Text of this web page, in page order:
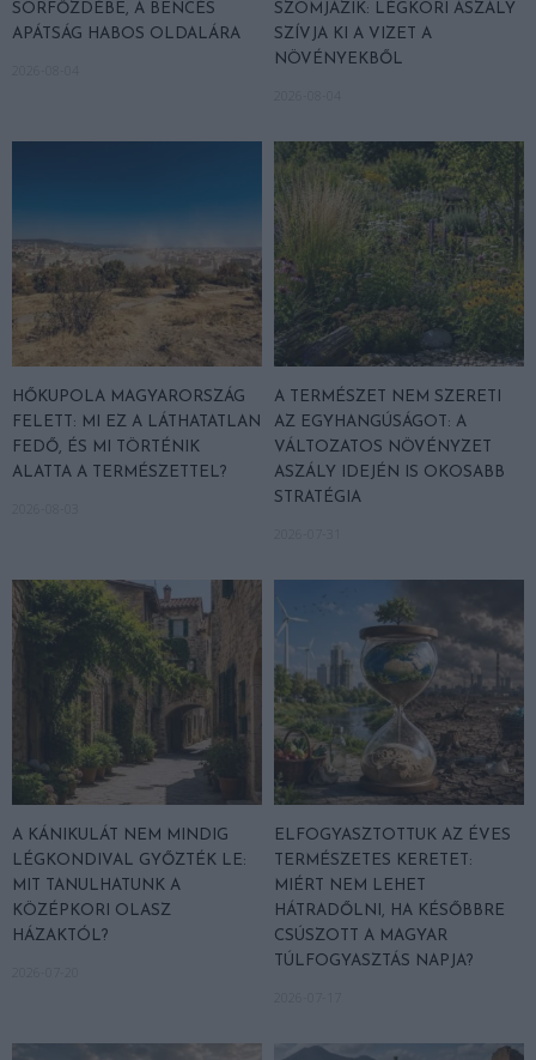
SÖRFŐZDÉBE, A BENCÉS
APÁTSÁG HABOS OLDALÁRA
SZOMJAZIK: LÉGKÖRI ASZÁLY
SZÍVJA KI A VIZET A
NÖVÉNYEKBŐL
HŐKUPOLA MAGYARORSZÁG
FELETT: MI EZ A LÁTHATATLAN
FEDŐ, ÉS MI TÖRTÉNIK
ALATTA A TERMÉSZETTEL?
A TERMÉSZET NEM SZERETI
AZ EGYHANGÚSÁGOT: A
VÁLTOZATOS NÖVÉNYZET
ASZÁLY IDEJÉN IS OKOSABB
STRATÉGIA
A KÁNIKULÁT NEM MINDIG
LÉGKONDIVAL GYŐZTÉK LE:
MIT TANULHATUNK A
KÖZÉPKORI OLASZ
HÁZAKTÓL?
ELFOGYASZTOTTUK AZ ÉVES
TERMÉSZETES KERETET:
MIÉRT NEM LEHET
HÁTRADŐLNI, HA KÉSŐBBRE
CSÚSZOTT A MAGYAR
TÚLFOGYASZTÁS NAPJA?